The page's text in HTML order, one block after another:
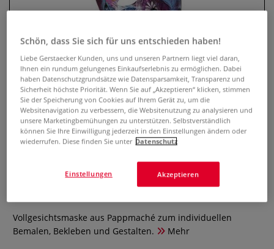
décopatch® Maske "Gesicht"
Vollgesichtsmaske aus Pappmaché zum individuellen
Bemalen, Bekleben und Gestalten.
Mehr
Schön, dass Sie sich für uns entschieden haben!
Liebe Gerstaecker Kunden, uns und unseren Partnern liegt viel daran,
Ihnen ein rundum gelungenes Einkaufserlebnis zu ermöglichen. Dabei
haben Datenschutzgrundsätze wie Datensparsamkeit, Transparenz und
Sicherheit höchste Priorität. Wenn Sie auf „Akzeptieren“ klicken, stimmen
Sie der Speicherung von Cookies auf Ihrem Gerät zu, um die
Websitenavigation zu verbessern, die Websitenutzung zu analysieren und
unsere Marketingbemühungen zu unterstützen. Selbstverständlich
können Sie Ihre Einwilligung jederzeit in den Einstellungen ändern oder
wiederrufen. Diese finden Sie unter Datenschutz
Akzeptieren
Einstellungen